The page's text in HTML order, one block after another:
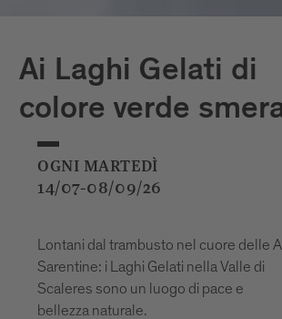
Ai Laghi Gelati di
colore verde
OGNI MARTEDÌ
14/07-08/09/26
Lontani dal trambusto nel cuore delle
Sarentine: i Laghi Gelati nella Valle di
Scaleres sono un luogo di pace e
bellezza naturale.